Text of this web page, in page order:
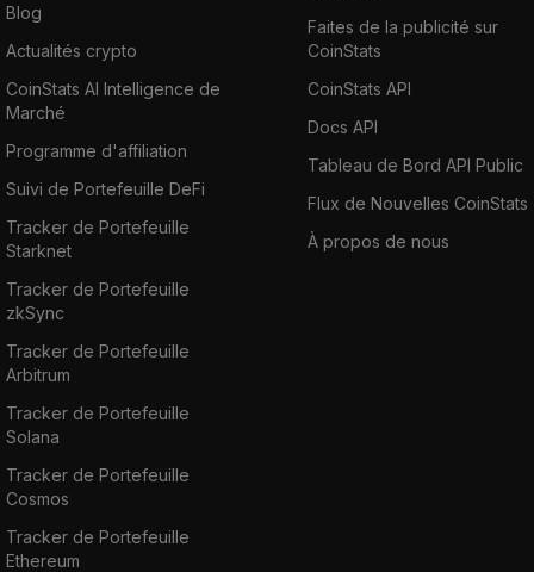
Blog
Actualités crypto
CoinStats AI Intelligence de
Marché
Programme d'affiliation
Suivi de Portefeuille DeFi
Tracker de Portefeuille
Starknet
Tracker de Portefeuille
zkSync
Tracker de Portefeuille
Arbitrum
Tracker de Portefeuille
Solana
Tracker de Portefeuille
Cosmos
Tracker de Portefeuille
Ethereum
Faites de la publicité sur
CoinStats
CoinStats API
Docs API
Tableau de Bord API Public
Flux de Nouvelles CoinStats
À propos de nous